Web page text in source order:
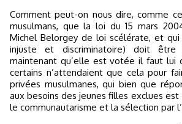
Comment peut-on nous dire, comme
musulmans, que la loi du 15 mars
Michel Belorgey de loi scélérate, et
injuste et discriminatoire) doit
maintenant qu’elle est votée il faut lui
certains n’attendaient que cela pour
privées musulmanes, qui bien que
aux besoins des jeunes filles exclues
le communautarisme et la sélection par